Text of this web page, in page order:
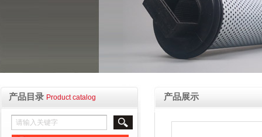
产品目录 Product catalog 产品展示